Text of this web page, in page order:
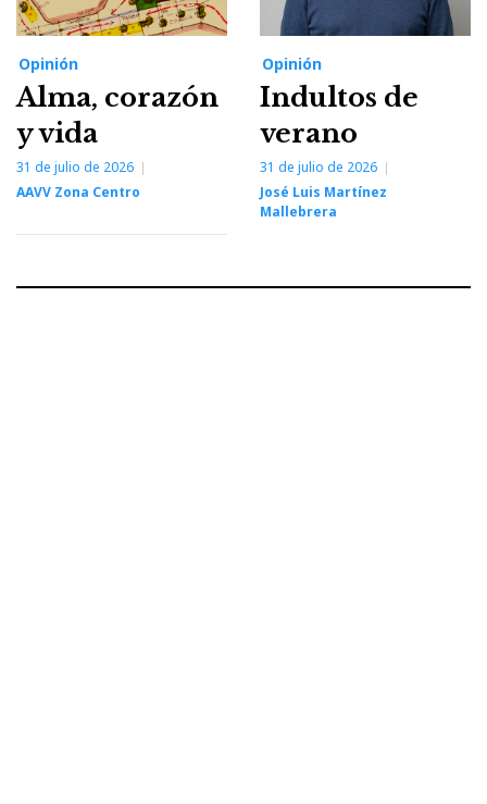
Opinión
Alma, corazón
y vida
31 de julio de 2026
AAVV Zona Centro
Opinión
Indultos de
verano
31 de julio de 2026
José Luis Martínez
Mallebrera